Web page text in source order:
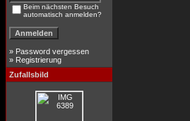
Beim nächsten Besuch
automatisch anmelden?
» Password vergessen
» Registrierung
Zufallsbild